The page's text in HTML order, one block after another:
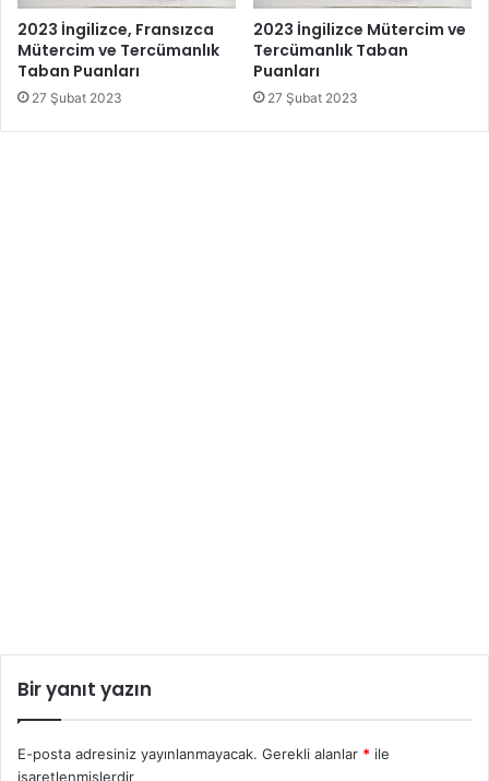
2023 İngilizce, Fransızca
Mütercim ve Tercümanlık
Taban Puanları
27 Şubat 2023
2023 İngilizce Mütercim ve
Tercümanlık Taban
Puanları
27 Şubat 2023
Bir yanıt yazın
E-posta adresiniz yayınlanmayacak. Gerekli alanlar * ile
işaretlenmişlerdir